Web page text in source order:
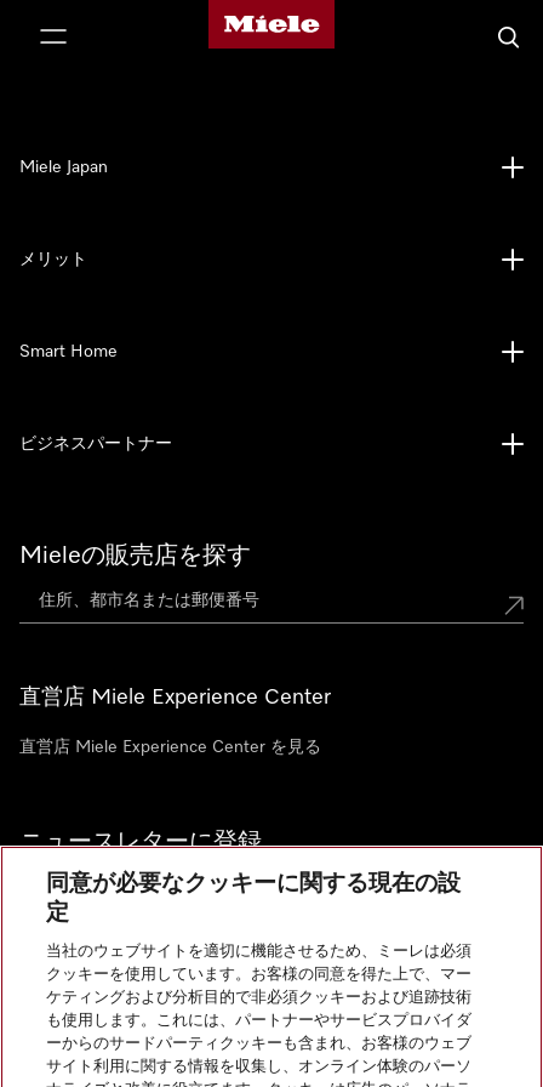
Mieleのホームページ
検索
Mieleの販売店を探す
直営店 Miele Experience Center
直営店 Miele Experience Center を見る
ニュースレターに登録
お問い合わせ
Miele Japan
メリット
Smart Home
ビジネスパートナー
InstagramのMiele
YoutubeのMiele
同意が必要なクッキーに関する現在の設
定
当社のウェブサイトを適切に機能させるため、ミーレは必須
クッキーを使用しています。お客様の同意を得た上で、マー
ケティングおよび分析目的で非必須クッキーおよび追跡技術
も使用します。これには、パートナーやサービスプロバイダ
ーからのサードパーティクッキーも含まれ、お客様のウェブ
サイト利用に関する情報を収集し、オンライン体験のパーソ